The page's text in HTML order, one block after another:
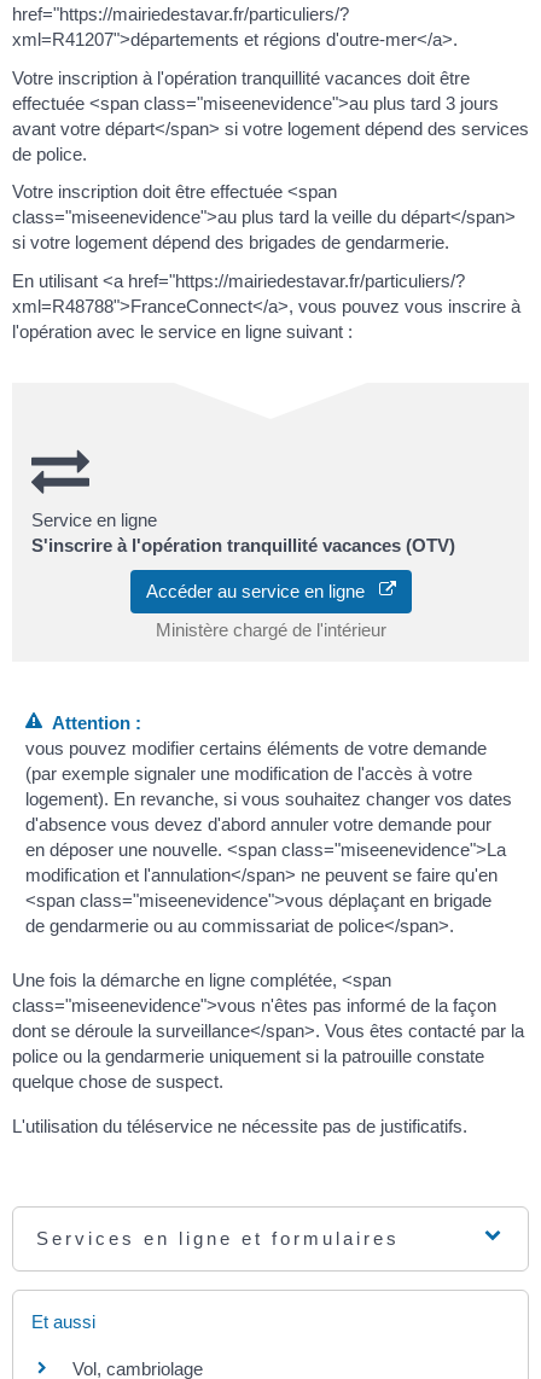
href="https://mairiedestavar.fr/particuliers/?
xml=R41207">départements et régions d'outre-mer</a>.
Votre inscription à l'opération tranquillité vacances doit être
effectuée <span class="miseenevidence">au plus tard 3 jours
avant votre départ</span> si votre logement dépend des services
de police.
Votre inscription doit être effectuée <span
class="miseenevidence">au plus tard la veille du départ</span>
si votre logement dépend des brigades de gendarmerie.
En utilisant <a href="https://mairiedestavar.fr/particuliers/?
xml=R48788">FranceConnect</a>, vous pouvez vous inscrire à
l'opération avec le service en ligne suivant :
Service en ligne
S'inscrire à l'opération tranquillité vacances (OTV)
Accéder au service en ligne
Ministère chargé de l'intérieur
Attention :
vous pouvez modifier certains éléments de votre demande
(par exemple signaler une modification de l'accès à votre
logement). En revanche, si vous souhaitez changer vos dates
d'absence vous devez d'abord annuler votre demande pour
en déposer une nouvelle. <span class="miseenevidence">La
modification et l'annulation</span> ne peuvent se faire qu'en
<span class="miseenevidence">vous déplaçant en brigade
de gendarmerie ou au commissariat de police</span>.
Une fois la démarche en ligne complétée, <span
class="miseenevidence">vous n'êtes pas informé de la façon
dont se déroule la surveillance</span>. Vous êtes contacté par la
police ou la gendarmerie uniquement si la patrouille constate
quelque chose de suspect.
L'utilisation du téléservice ne nécessite pas de justificatifs.
Services en ligne et formulaires
Et aussi
Vol, cambriolage